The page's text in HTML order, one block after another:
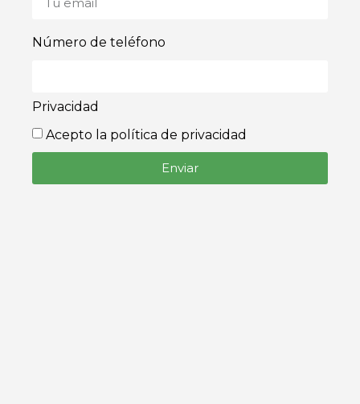
Número de teléfono
Privacidad
Acepto la política de privacidad
Enviar